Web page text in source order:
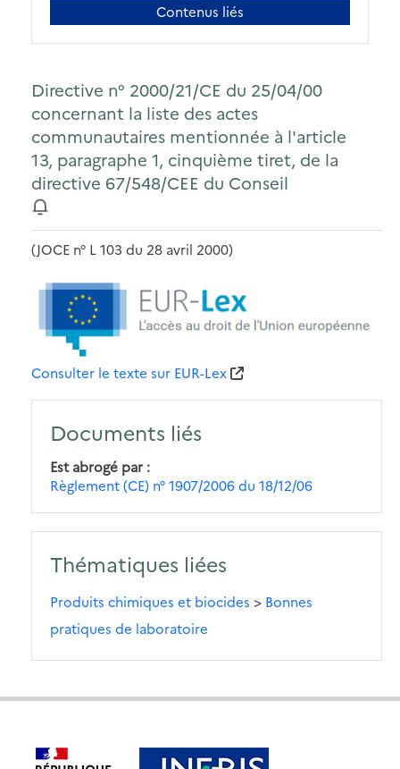
Contenus liés
Directive n° 2000/21/CE du 25/04/00
concernant la liste des actes
communautaires mentionnée à l'article
13, paragraphe 1, cinquième tiret, de la
directive 67/548/CEE du Conseil
(JOCE n° L 103 du 28 avril 2000)
Consulter le texte sur EUR-Lex
Documents liés
Est abrogé par
Règlement (CE) n° 1907/2006 du 18/12/06
Thématiques liées
Produits chimiques et biocides > Bonnes
pratiques de laboratoire